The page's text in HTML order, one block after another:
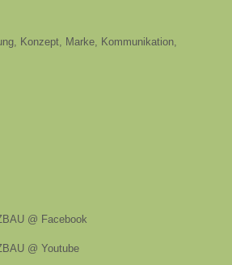
Konzept, Marke, Kommunikation,
@ Facebook
@ Youtube